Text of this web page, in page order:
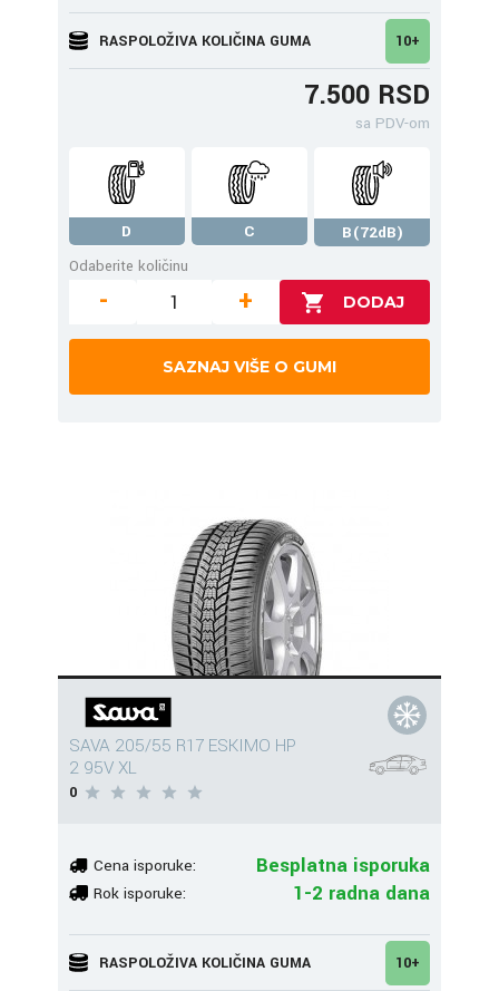
RASPOLOŽIVA KOLIČINA GUMA 10+
7.500 RSD
sa PDV-om
D C
B(72dB)
Odaberite količinu
- +
SAZNAJ VIŠE O GUMI
SAVA 205/55 R17 ESKIMO HP
2 95V XL
0
Cena isporuke: Besplatna isporuka
Rok isporuke: 1-2 radna dana
RASPOLOŽIVA KOLIČINA GUMA 10+